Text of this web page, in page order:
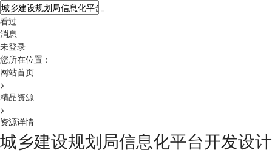
看过
消息
未登录
您所在位置：
网站首页
>
精品资源
>
资源详情
城乡建设规划局信息化平台开发设计